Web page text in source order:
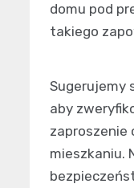
domu pod
takiego
Sugerujemy
aby
zaproszenie
mieszkaniu.